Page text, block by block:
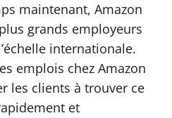
maintenant, Amazon
grands employeurs
internationale.
emplois chez Amazon
les clients à trouver ce
et